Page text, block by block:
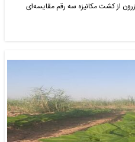
از کشت مکانیزه سه رقم مقایسه‌ای